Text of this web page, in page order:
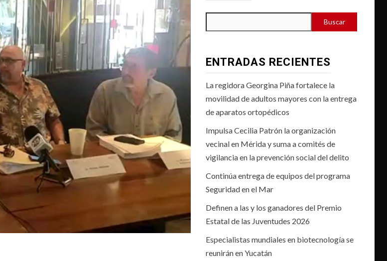
Buscar
ENTRADAS RECIENTES
La regidora Georgina Piña fortalece la
movilidad de adultos mayores con la entrega
de aparatos ortopédicos
Impulsa Cecilia Patrón la organización
vecinal en Mérida y suma a comités de
vigilancia en la prevención social del delito
Continúa entrega de equipos del programa
Seguridad en el Mar
Definen a las y los ganadores del Premio
Estatal de las Juventudes 2026
Especialistas mundiales en biotecnología se
reunirán en Yucatán